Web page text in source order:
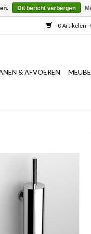
0 Artikelen -
& AFVOEREN
InBe toiletborstelhouder,
wandmontage, chroom.
AAN WINKELWAGEN
Dit bericht verbergen